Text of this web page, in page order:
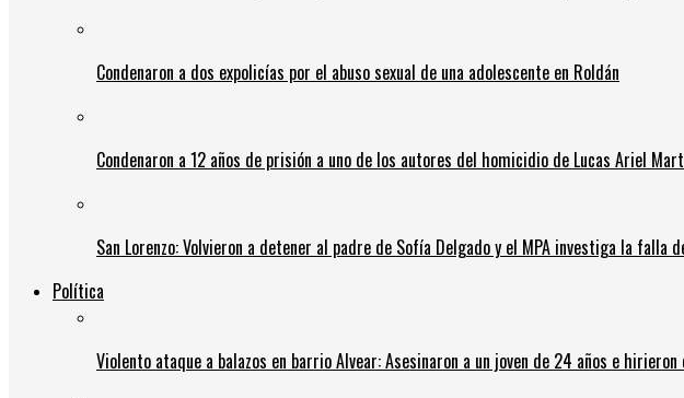
Condenaron a dos expolicías por el abuso sexual de una adolescente en Roldán
Condenaron a 12 años de prisión a uno de los autores del homicidio de Lucas Ariel
San Lorenzo: Volvieron a detener al padre de Sofía Delgado y el MPA investiga la falla
Política
Violento ataque a balazos en barrio Alvear: Asesinaron a un joven de 24 años e